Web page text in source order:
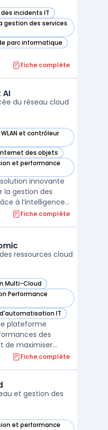
incidents IT
gestion des services
parc informatique
Fiche complète
AI
du réseau cloud
et contrôleur
cette catégorie
des objets
cette catégorie
et performance
cette catégorie
innovante
la gestion des
à l’intelligence
les
assurer une
Fiche complète
ressources cloud
Multi-Cloud
cette catégorie
Performance
cette catégorie
IT
cette catégorie
plateforme
des
de maximiser
en automatisant
prend des
équilibre ...
Fiche complète
et gestion des
et performance